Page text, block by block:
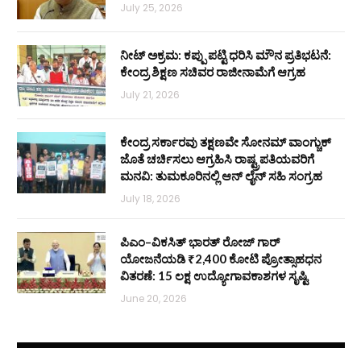
July 25, 2026
ನೀಟ್ ಅಕ್ರಮ: ಕಪ್ಪು ಪಟ್ಟಿ ಧರಿಸಿ ಮೌನ ಪ್ರತಿಭಟನೆ:
ಕೇಂದ್ರ ಶಿಕ್ಷಣ ಸಚಿವರ ರಾಜೀನಾಮೆಗೆ ಆಗ್ರಹ
July 21, 2026
ಕೇಂದ್ರ ಸರ್ಕಾರವು ತಕ್ಷಣವೇ ಸೋನಮ್ ವಾಂಗ್ಚುಕ್
ಜೊತೆ ಚರ್ಚಿಸಲು ಆಗ್ರಹಿಸಿ ರಾಷ್ಟ್ರಪತಿಯವರಿಗೆ
ಮನವಿ: ತುಮಕೂರಿನಲ್ಲಿ ಆನ್‌ ಲೈನ್ ಸಹಿ ಸಂಗ್ರಹ
July 18, 2026
ಪಿಎಂ–ವಿಕಸಿತ್ ಭಾರತ್ ರೋಜ್‌ ಗಾರ್
ಯೋಜನೆಯಡಿ ₹2,400 ಕೋಟಿ ಪ್ರೋತ್ಸಾಹಧನ
ವಿತರಣೆ: 15 ಲಕ್ಷ ಉದ್ಯೋಗಾವಕಾಶಗಳ ಸೃಷ್ಟಿ
June 20, 2026